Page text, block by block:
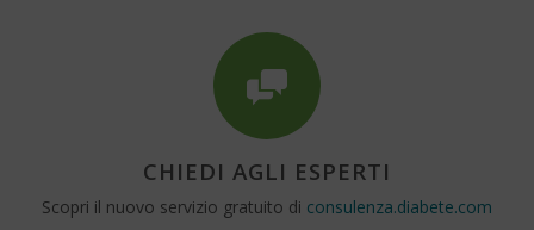
CHIEDI AGLI ESPERTI
Scopri il nuovo servizio gratuito di consulenza.diabete.com